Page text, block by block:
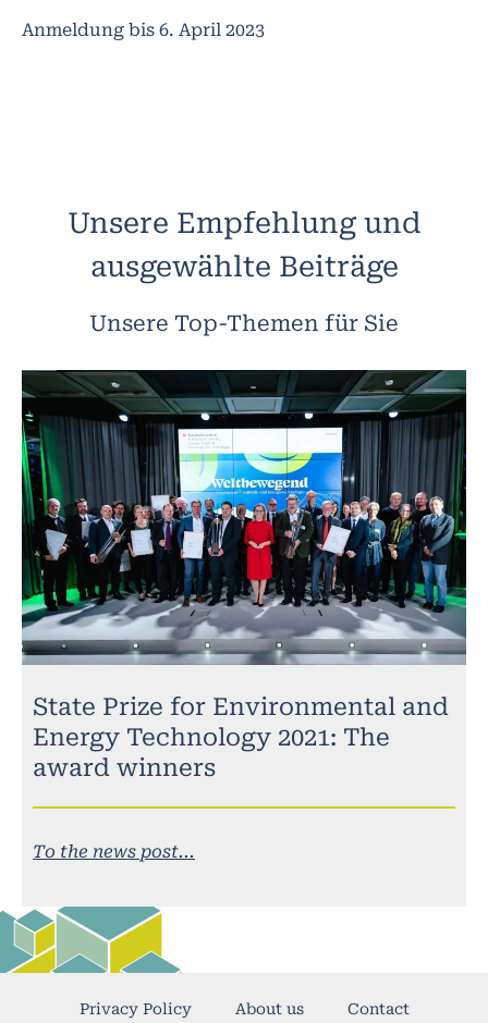
Anmeldung bis 6. April 2023
Unsere Empfehlung und
ausgewählte Beiträge
Unsere Top-Themen für Sie
State Prize for Environmental and
Energy Technology 2021: The
award winners
To the news post...
Privacy Policy About us Contact